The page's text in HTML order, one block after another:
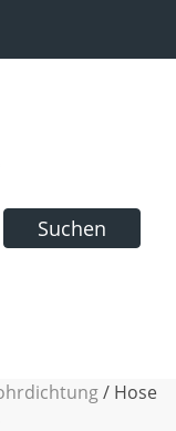
Suchen
/ Hose